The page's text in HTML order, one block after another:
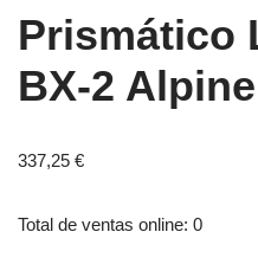
Prismático
BX-2
337,25 €
Total de ventas online: 0